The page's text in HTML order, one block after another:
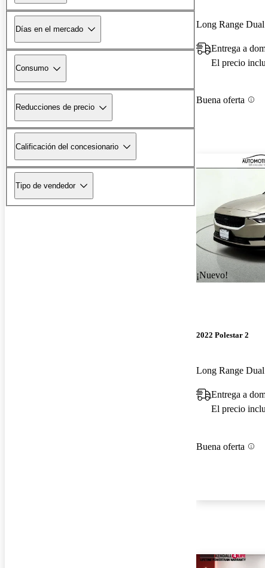
Días en el mercado
Consumo
Reducciones de precio
Calificación del concesionario
Tipo de vendedor
Long Range
Entrega a
El precio
Buena oferta
¡Nuevo!
2022 Polestar 2
Entrega a
El precio
Buena oferta